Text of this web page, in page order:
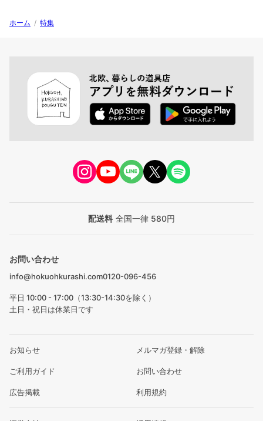
ホーム / 特集
配送料 全国一律 580円
お問い合わせ
info@hokuohkurashi.com0120-096-456
平日 10:00 - 17:00（13:30-14:30を除く）
土日・祝日は休業日です
お知らせ メルマガ登録・解除
ご利用ガイド お問い合わせ
広告掲載 利用規約